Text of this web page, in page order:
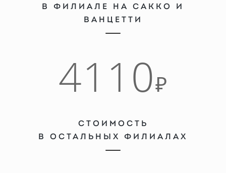
В ФИЛИАЛЕ НА САККО И
ВАНЦЕТТИ
4110₽
СТОИМОСТЬ
В ОСТАЛЬНЫХ ФИЛИАЛАХ